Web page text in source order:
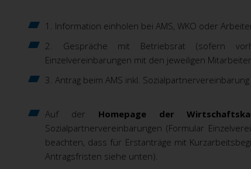
1. Information einholen bei AMS, WKO oder
2. Gespräche mit Betriebsrat (sofern
Einzelvereinbarungen mit den jeweiligen
3. Antrag beim AMS inkl. Sozialpartnervereinbarung
Auf der Homepage der
Sozialpartnervereinbarungen (Formular
beachten, dass für Erstanträge mit
Antragsfristen siehe unten).